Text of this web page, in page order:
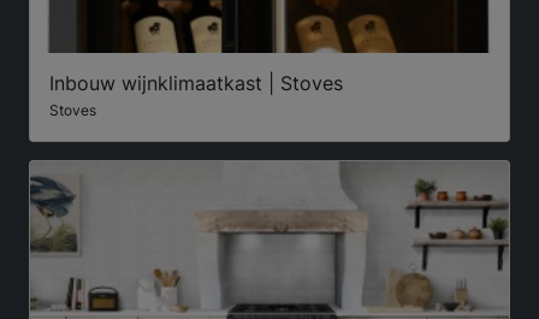
Inbouw wijnklimaatkast | Stoves
Stoves